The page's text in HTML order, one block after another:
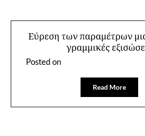
Εύρεση των παραμέτρων
γραμμικές
Posted on
Read More